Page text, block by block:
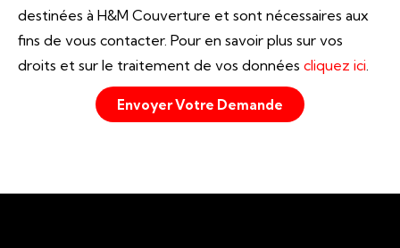
destinées à H&M Couverture et sont nécessaires aux
fins de vous contacter. Pour en savoir plus sur vos
droits et sur le traitement de vos données cliquez ici.
Envoyer Votre Demande